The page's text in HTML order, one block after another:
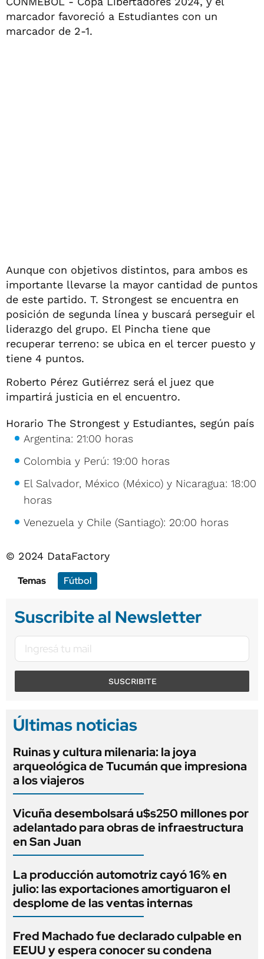
marcador favoreció a Estudiantes con un
marcador de 2-1.
Aunque con objetivos distintos, para ambos es
importante llevarse la mayor cantidad de puntos
de este partido. T. Strongest se encuentra en
posición de segunda línea y buscará perseguir el
liderazgo del grupo. El Pincha tiene que
recuperar terreno: se ubica en el tercer puesto y
tiene 4 puntos.
Roberto Pérez Gutiérrez será el juez que
impartirá justicia en el encuentro.
Horario The Strongest y Estudiantes, según país
Argentina: 21:00 horas
Colombia y Perú: 19:00 horas
El Salvador, México (México) y Nicaragua: 18:00
horas
Venezuela y Chile (Santiago): 20:00 horas
© 2024 DataFactory
Temas
Fútbol
Suscribite al Newsletter
SUSCRIBITE
Últimas noticias
Ruinas y cultura milenaria: la joya
arqueológica de Tucumán que impresiona
a los viajeros
Vicuña desembolsará u$s250 millones por
adelantado para obras de infraestructura
en San Juan
La producción automotriz cayó 16% en
julio: las exportaciones amortiguaron el
desplome de las ventas internas
Fred Machado fue declarado culpable en
EEUU y espera conocer su condena